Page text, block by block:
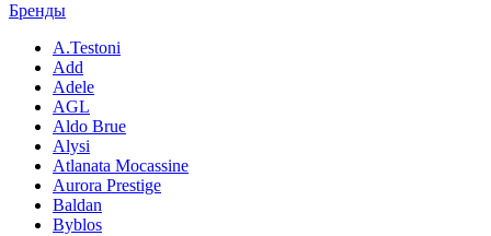
Бренды
A.Testoni
Add
Adele
AGL
Aldo Brue
Alysi
Atlanata Mocassine
Aurora Prestige
Baldan
Byblos